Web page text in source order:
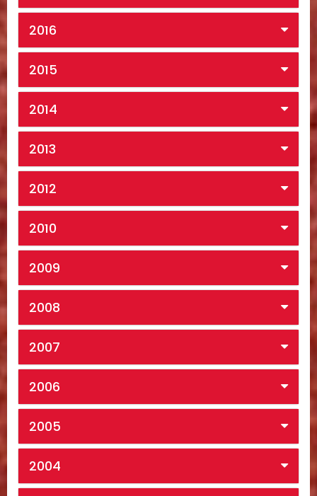
2016
2015
2014
2013
2012
2010
2009
2008
2007
2006
2005
2004